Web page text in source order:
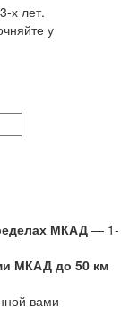
х лет.
у
МКАД— 1-
МКАД до 50 км
вами